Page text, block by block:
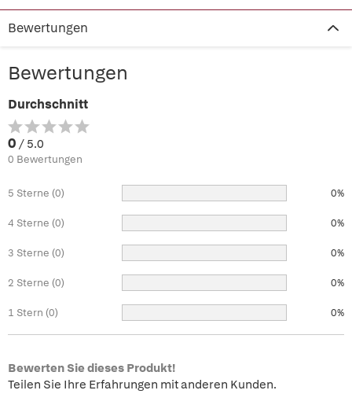
Bewertungen
Bewertungen
Durchschnitt
0 / 5.0
0 Bewertungen
5 Sterne (0) 0%
4 Sterne (0) 0%
3 Sterne (0) 0%
2 Sterne (0) 0%
1 Stern (0) 0%
Bewerten Sie dieses Produkt!
Teilen Sie Ihre Erfahrungen mit anderen Kunden.